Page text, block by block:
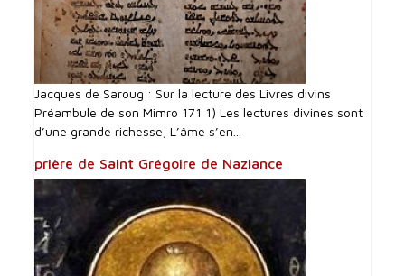
Jacques de Saroug : Sur la lecture des Livres divins
Préambule de son Mimro 171 1) Les lectures divines sont
d’une grande richesse, L’âme s’en...
prière de Saint Grégoire de Naziance